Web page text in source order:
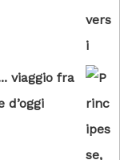
viaggio fra
d’oggi